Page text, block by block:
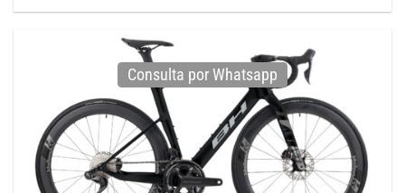
Consulta por Whatsapp